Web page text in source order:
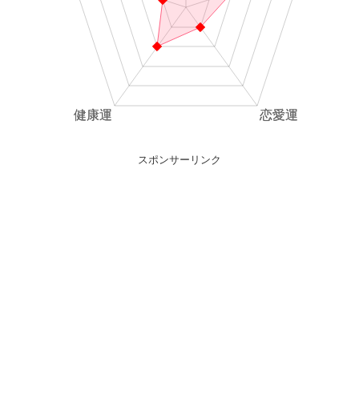
スポンサーリンク